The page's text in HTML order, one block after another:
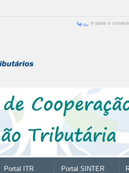
Ir para o
Portal ITR Portal SINTER